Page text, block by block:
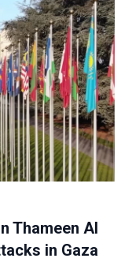
Thameen Al
in Gaza